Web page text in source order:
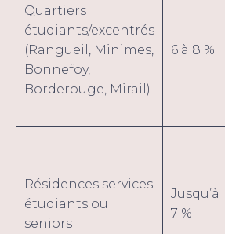
Quartiers
étudiants/excentrés
(Rangueil, Minimes,
Bonnefoy,
Borderouge, Mirail)
6 à 8 %
Résidences services
étudiants ou
seniors
Jusqu’à
7 %